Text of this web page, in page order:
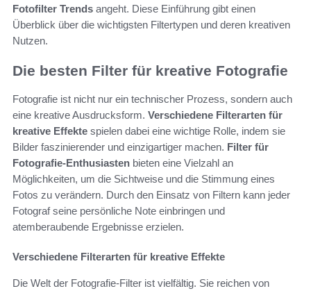
Fotofilter Trends angeht. Diese Einführung gibt einen
Überblick über die wichtigsten Filtertypen und deren kreativen
Nutzen.
Die besten Filter für kreative Fotografie
Fotografie ist nicht nur ein technischer Prozess, sondern auch
eine kreative Ausdrucksform. Verschiedene Filterarten für
kreative Effekte spielen dabei eine wichtige Rolle, indem sie
Bilder faszinierender und einzigartiger machen. Filter für
Fotografie-Enthusiasten bieten eine Vielzahl an
Möglichkeiten, um die Sichtweise und die Stimmung eines
Fotos zu verändern. Durch den Einsatz von Filtern kann jeder
Fotograf seine persönliche Note einbringen und
atemberaubende Ergebnisse erzielen.
Verschiedene Filterarten für kreative Effekte
Die Welt der Fotografie-Filter ist vielfältig. Sie reichen von